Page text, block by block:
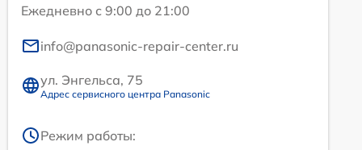
Ежедневно с 9:00 до 21:00
info@panasonic-repair-center.ru
ул. Энгельса, 75
Адрес сервисного центра Panasonic
Режим работы: